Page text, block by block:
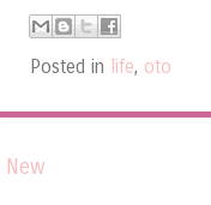
Posted in life, oto
New